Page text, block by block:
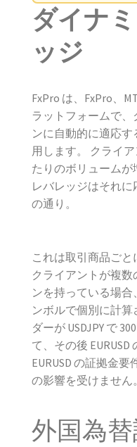
ダイナ
ッジ
FxPro は、FxPro、
ラットフォームで、
ンに自動的に適応
用します。 クライ
たりのボリューム
レバレッジはそれ
の通り。
これは取引商品ごと
クライアントが複
ンを持っている場
ンボルで個別に計
ダーが USDJPY で
て、その後 EURUSD
EURUSD の証拠金要
の影響を受けません。
外国為